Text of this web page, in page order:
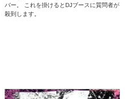
バー。 これを掛けるとDJブースに質問者が
殺到します。